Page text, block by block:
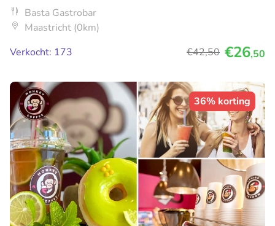
Basta Gastrobar
Maastricht (0km)
Verkocht: 173
€42,50 €26,50
36% korting